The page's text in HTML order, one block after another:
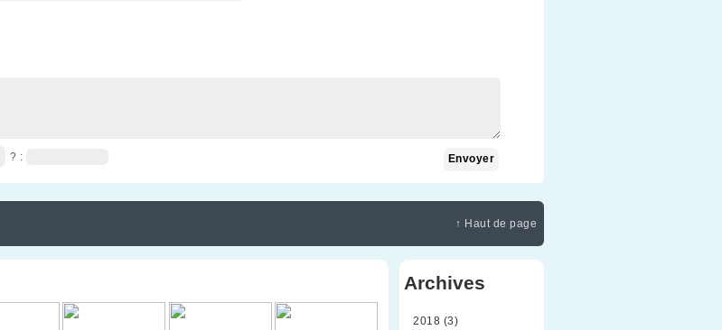
? :
↑ Haut de page
Archives
2018 (3)